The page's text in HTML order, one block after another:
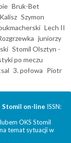
Bruk-Bet
Szymon
Lech II
juniorzy
Stomil Olsztyn -
po meczu
3. połowa Piotr
Stomil on-line ISSN:
OKS Stomil
temat sytuacji w